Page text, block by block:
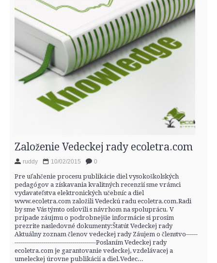
Založenie Vedeckej rady ecoletra.com
ruddy 10/02/2015 0
Pre uľahčenie procesu publikácie diel vysokoškolských
pedagógov a získavania kvalitných recenzií sme vrámci
vydavateľstva elektronických učebníc a diel
www.ecoletra.com založili Vedeckú radu ecoletra.com.Radi
by sme Vás týmto oslovili s návrhom na spoluprácu. V
prípade záujmu o podrobnejšie informácie si prosím
prezrite nasledovné dokumenty:Štatút Vedeckej rady
Aktuálny zoznam členov vedeckej rady Záujem o členstvo------
------------------------------------------Poslaním Vedeckej rady
ecoletra.com je garantovanie vedeckej, vzdelávacej a
umeleckej úrovne publikácií a diel.Vedec...